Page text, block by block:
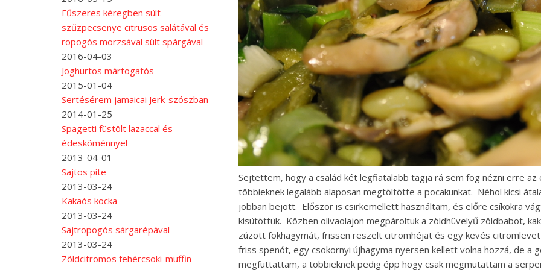
Fűszeres kéregben sült
szűzpecsenye citrusos salátával és
ropogós morzsával sült spárgával
2016-04-03
Joghurtos mártogatós
2015-01-04
Sertésérem jamaicai Jerk-szószban
2014-01-25
Spagetti füstölt lazaccal és
édesköménnyel
2013-04-01
Sajtos pite
2013-03-24
Kakaós kocka
2013-03-24
Sajtropogós sárgarépával
2013-03-24
Zöldcitromos fehércsoki-muffin
Sejtettem, hogy a család két legfiatalabb tagja rá sem fog nézni erre az
többieknek legalább alaposan megtöltötte a pocakunkat. Néhol kicsi
jobban bejött. Először is csirkemellett használtam, és előre csíkokra
kisütöttük. Közben olivaolajon megpároltuk a zöldhüvelyű zöldbabot,
zúzott fokhagymát, frissen reszelt citromhéjat és egy kevés
friss spenót, egy csokornyi újhagyma nyersen kellett volna hozzá, de a
megfuttattam, a többieknek pedig épp hogy csak megmutattam a